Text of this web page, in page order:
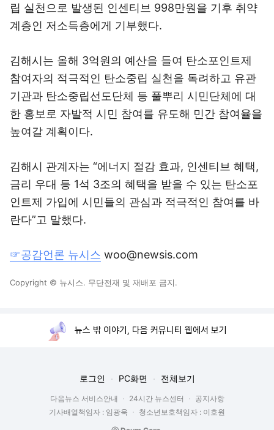
립 실천으로 발생된 인센티브 998만원을 기후 취약
계층인 저소득층에게 기부했다.
김해시는 올해 3억원의 예산을 들여 탄소포인트제
참여자의 적극적인 탄소중립 실천을 독려하고 유관
기관과 탄소중립선도단체 등 풀뿌리 시민단체에 대
한 홍보로 자발적 시민 참여를 유도해 민간 참여율을
높여갈 계획이다.
김해시 관계자는 “에너지 절감 효과, 인센티브 혜택,
금리 우대 등 1석 3조의 혜택을 받을 수 있는 탄소포
인트제 가입에 시민들의 관심과 적극적인 참여를 바
란다”고 말했다.
☞공감언론 뉴시스 woo@newsis.com
Copyright © 뉴시스. 무단전재 및 재배포 금지.
뉴스 밖 이야기, 다음 커뮤니티 웹에서 보기
로그인 PC화면 전체보기
다음뉴스 서비스안내 24시간 뉴스센터
공지사항
기사배열책임자 : 임광욱
청소년보호책임자 : 이호원